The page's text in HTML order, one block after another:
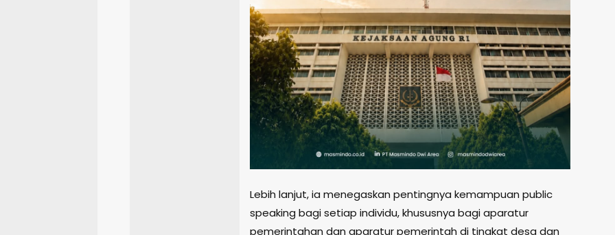
Lebih lanjut, ia menegaskan pentingnya kemampuan public
speaking bagi setiap individu, khususnya bagi aparatur
pemerintahan dan aparatur pemerintah di tingkat desa dan